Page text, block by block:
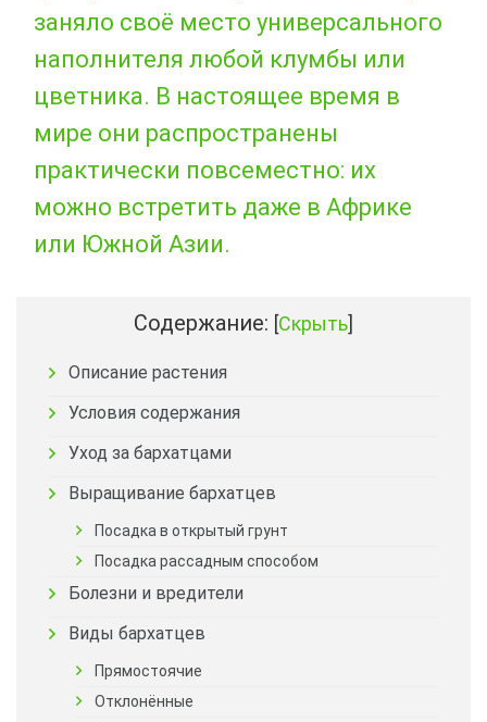
заняло своё место универсального
наполнителя любой клумбы или
цветника. В настоящее время в
мире они распространены
практически повсеместно: их
можно встретить даже в Африке
или Южной Азии.
Содержание: [Скрыть]
Описание растения
Условия содержания
Уход за бархатцами
Выращивание бархатцев
Посадка в открытый грунт
Посадка рассадным способом
Болезни и вредители
Виды бархатцев
Прямостоячие
Отклонённые